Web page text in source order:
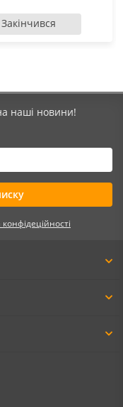
Закінчився
наші новини!